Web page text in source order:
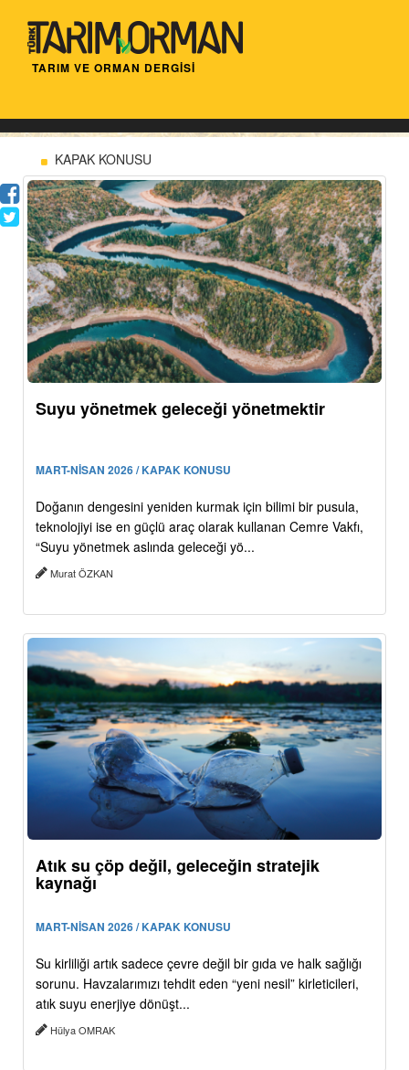
TARIM VE ORMAN DERGİSİ
KAPAK KONUSU
Suyu yönetmek geleceği yönetmektir
MART-NİSAN 2026 / KAPAK KONUSU
Doğanın dengesini yeniden kurmak için bilimi bir pusula,
teknolojiyi ise en güçlü araç olarak kullanan Cemre Vakfı,
“Suyu yönetmek aslında geleceği yö...
Murat ÖZKAN
Atık su çöp değil, geleceğin stratejik
kaynağı
MART-NİSAN 2026 / KAPAK KONUSU
Su kirliliği artık sadece çevre değil bir gıda ve halk sağlığı
sorunu. Havzalarımızı tehdit eden “yeni nesil” kirleticileri,
atık suyu enerjiye dönüşt...
Hülya OMRAK